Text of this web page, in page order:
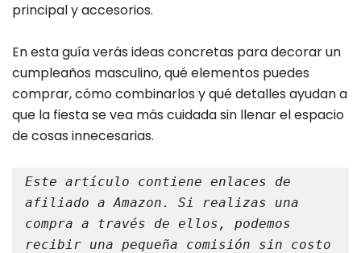
principal y accesorios.
En esta guía verás ideas concretas para decorar un
cumpleaños masculino, qué elementos puedes
comprar, cómo combinarlos y qué detalles ayudan a
que la fiesta se vea más cuidada sin llenar el espacio
de cosas innecesarias.
Este artículo contiene enlaces de
afiliado a Amazon. Si realizas una
compra a través de ellos, podemos
recibir una pequeña comisión sin costo